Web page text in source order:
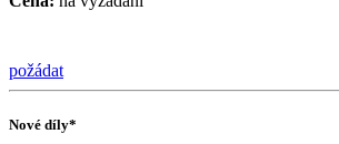
požádat
Nové díly*